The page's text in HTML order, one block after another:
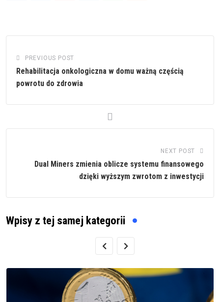
PREVIOUS POST
Rehabilitacja onkologiczna w domu ważną częścią
powrotu do zdrowia
NEXT POST
Dual Miners zmienia oblicze systemu finansowego
dzięki wyższym zwrotom z inwestycji
Wpisy z tej samej kategorii